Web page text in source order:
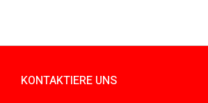
KONTAKTIERE UNS